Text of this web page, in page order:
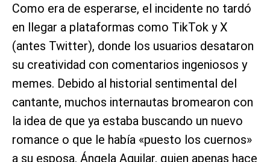
Como era de esperarse, el incidente no tardó
en llegar a plataformas como TikTok y X
(antes Twitter), donde los usuarios desataron
su creatividad con comentarios ingeniosos y
memes. Debido al historial sentimental del
cantante, muchos internautas bromearon con
la idea de que ya estaba buscando un nuevo
romance o que le había «puesto los cuernos»
a su esposa, Ángela Aguilar, quien apenas hace